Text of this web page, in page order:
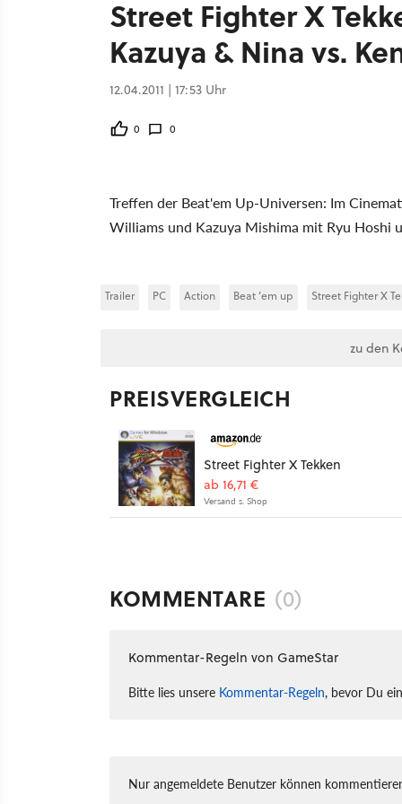
Street Fighter X
Kazuya & Nina vs.
12.04.2011 | 17:53 Uhr
0 0
Treffen der Beat'em Up-Universen: Im
Williams und Kazuya Mishima mit Ryu Hoshi
Trailer PC Action Beat ’em up Street Fighter X
zu den
PREISVERGLEICH
Street Fighter X Tekken
ab 16,71 €
Versand s. Shop
KOMMENTARE (0)
Kommentar-Regeln von GameStar
Bitte lies unsere Kommentar-Regeln, bevor Du
Nur angemeldete Benutzer können